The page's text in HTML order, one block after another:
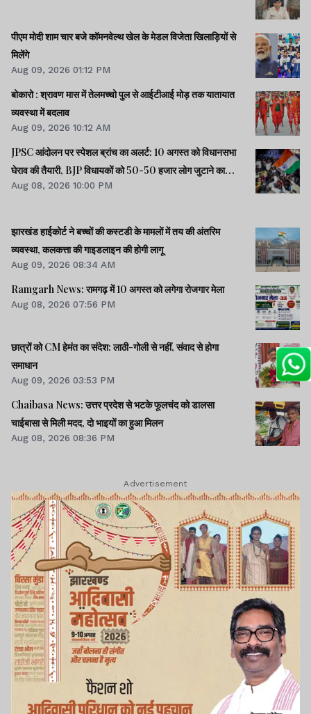
पीएम मोदी शाम चार बजे कॉमनवेल्थ खेल के मेडल विजेता खिलाड़ियों से
मिलेंगे
Aug 09, 2026 01:12 PM
बोकारो : श्रावण मास में तेलमच्चो पुल से आईटीआई मोड़ तक यातायात
व्यवस्था में बदलाव
Aug 09, 2026 10:12 AM
JPSC आंदोलन पर स्पेशल ब्रांच का अलर्ट: 10 अगस्त को विधानसभा
घेराव की तैयारी, BJP विधायकों को 50-50 हजार लोग जुटाने का
टास्क
Aug 08, 2026 10:00 PM
झारखंड हाईकोर्ट ने बच्चों की कस्टडी के मामलों में तय की अंतरिम
व्यवस्था, कलकत्ता की गाइडलाइन की होगी लागू
Aug 09, 2026 08:34 AM
Ramgarh News: रामगढ़ में 10 अगस्त को लगेगा रोजगार मेला
Aug 08, 2026 07:56 PM
छात्रों को CM हेमंत का संदेश: लाठी-गोली से नहीं, संवाद से होगा
समाधान
Aug 09, 2026 03:53 PM
Chaibasa News: उत्तर प्रदेश से भटके फूलचंद को डालसा
चाईबासा से मिली मदद, दो भाइयों का हुआ मिलन
Aug 08, 2026 08:36 PM
Advertisement